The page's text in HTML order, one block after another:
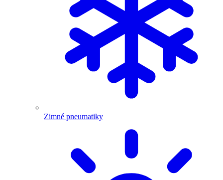
Zimné pneumatiky